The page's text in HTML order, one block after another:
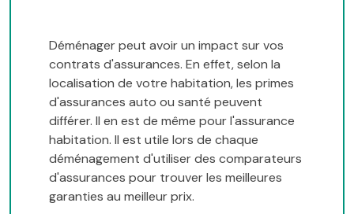
Déménager peut avoir un impact sur vos
contrats d'assurances. En effet, selon la
localisation de votre habitation, les primes
d'assurances auto ou santé peuvent
différer. Il en est de même pour l'assurance
habitation. Il est utile lors de chaque
déménagement d'utiliser des comparateurs
d'assurances pour trouver les meilleures
garanties au meilleur prix.